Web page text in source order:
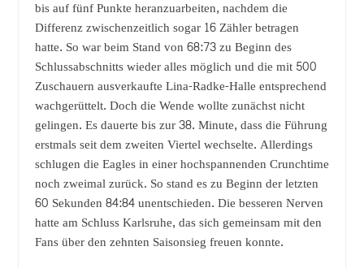
bis auf fünf Punkte heranzuarbeiten, nachdem die
Differenz zwischenzeitlich sogar 16 Zähler betragen
hatte. So war beim Stand von 68:73 zu Beginn des
Schlussabschnitts wieder alles möglich und die mit 500
Zuschauern ausverkaufte Lina-Radke-Halle entsprechend
wachgerüttelt. Doch die Wende wollte zunächst nicht
gelingen. Es dauerte bis zur 38. Minute, dass die Führung
erstmals seit dem zweiten Viertel wechselte. Allerdings
schlugen die Eagles in einer hochspannenden Crunchtime
noch zweimal zurück. So stand es zu Beginn der letzten
60 Sekunden 84:84 unentschieden. Die besseren Nerven
hatte am Schluss Karlsruhe, das sich gemeinsam mit den
Fans über den zehnten Saisonsieg freuen konnte.